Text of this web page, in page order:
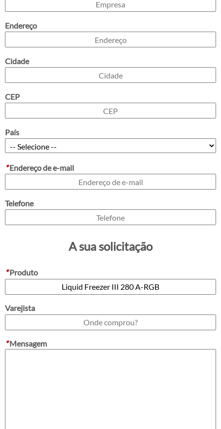
Endereço
Cidade
CEP
País
*Endereço de e-mail
Telefone
A sua solicitação
*Produto
Varejista
*Mensagem